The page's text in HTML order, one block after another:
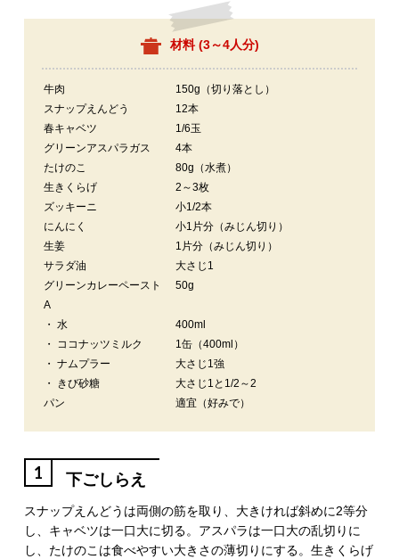
材料 (3～4人分)
牛肉
150g（切り落とし）
スナップえんどう
12本
春キャベツ
1/6玉
グリーンアスパラガス
4本
たけのこ
80g（水煮）
生きくらげ
2～3枚
ズッキーニ
小1/2本
にんにく
小1片分（みじん切り）
生姜
1片分（みじん切り）
サラダ油
大さじ1
グリーンカレーペースト
50g
A
・ 水
400ml
・ ココナッツミルク
1缶（400ml）
・ ナムプラー
大さじ1強
・ きび砂糖
大さじ1と1/2～2
パン
適宜（好みで）
1 下ごしらえ
スナップえんどうは両側の筋を取り、大きければ斜めに2等分
し、キャベツは一口大に切る。アスパラは一口大の乱切りに
し、たけのこは食べやすい大きさの薄切りにする。生きくらげ